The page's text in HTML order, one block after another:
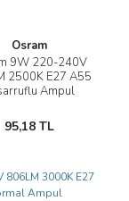
Osram
9W 220-240V
2500K E27 A55
Ampul
95,18 TL